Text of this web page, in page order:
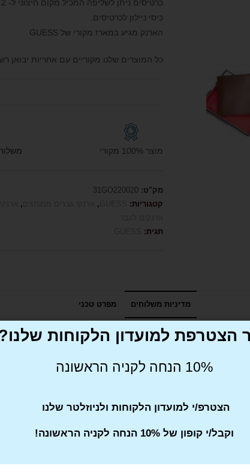
כיסי ניילון לכרטיסים.
הארנק מגיע במארז מקורי של GUESS
כל המוצרים שלנו מקוריים עם אחריות יבואן
מוצר 100% מקורי משלוח
מק"ט: 31GO220020
קטגוריות:
,
,
תגית:
מדיניות משלוחים מפרט טכני
הצטרפת למועדון הלקוחות
10% הנחה לקניה הראשונה
הצטרפ/י למועדון הלקוחות ולניוזלטר שלנו
וקבל/י קופון של 10% הנחה לקניה הראשונה!